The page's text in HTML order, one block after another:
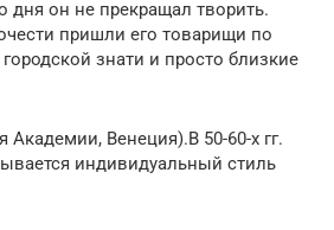
дня он не прекращал творить.
пришли его товарищи по
городской знати и просто близкие
Академии, Венеция).В 50-60-х гг.
индивидуальный стиль